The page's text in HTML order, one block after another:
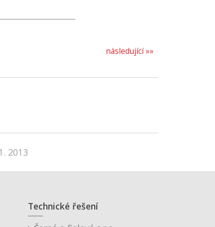
následující »»
2013
Technické řešení